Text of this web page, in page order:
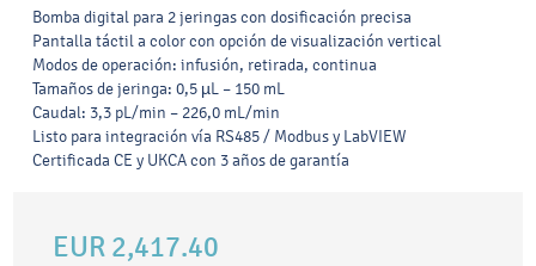
Bomba digital para 2 jeringas con dosificación precisa
Pantalla táctil a color con opción de visualización vertical
Modos de operación: infusión, retirada, continua
Tamaños de jeringa: 0,5 µL – 150 mL
Caudal: 3,3 pL/min – 226,0 mL/min
Listo para integración vía RS485 / Modbus y LabVIEW
Certificada CE y UKCA con 3 años de garantía
EUR 2,417.40